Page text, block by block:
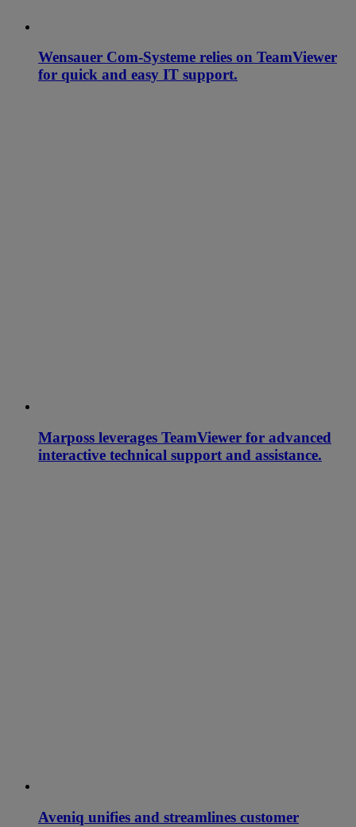
Wensauer Com-Systeme relies on TeamViewer
for quick and easy IT support.
Marposs leverages TeamViewer for advanced
interactive technical support and assistance.
Aveniq unifies and streamlines customer